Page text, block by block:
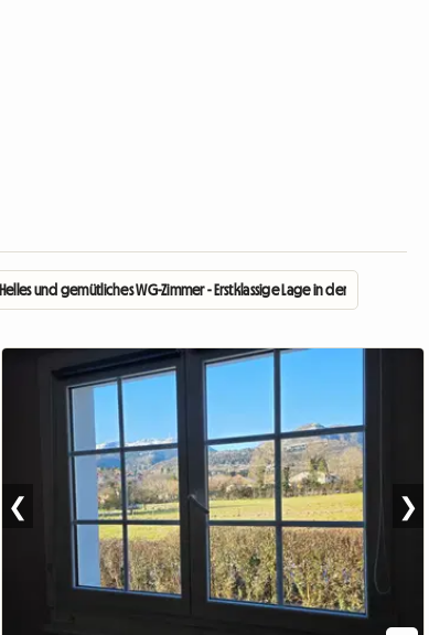
Helles und gemütliches WG-Zimmer - Erstklassige Lage in der Nähe des Sees
❮ ❯